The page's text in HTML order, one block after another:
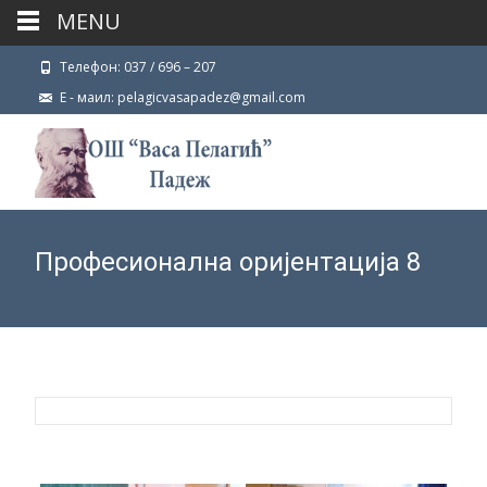
Телефон: 037 / 696 – 207
Е - маил: pelagicvasapadez@gmail.com
Професионална оријентација 8
MENU